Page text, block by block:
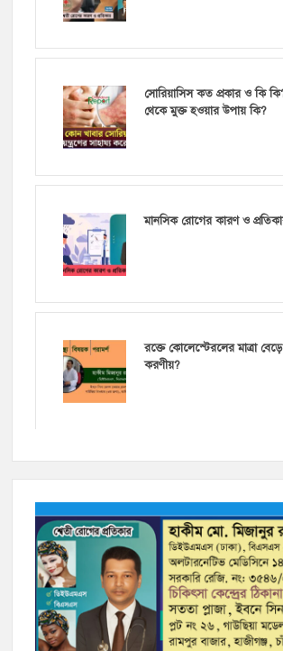
সোরিয়াসিস কত প্রকার ও কি
থেকে মুক্ত হওয়ার উপায় কি?
মানসিক রোগের কারণ ও
রক্তে কোলেস্টেরলের মাত্রা
করণীয়?